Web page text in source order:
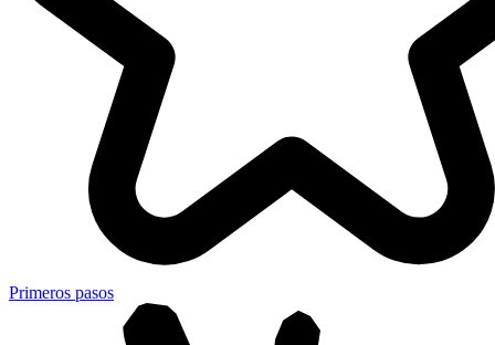
Primeros pasos